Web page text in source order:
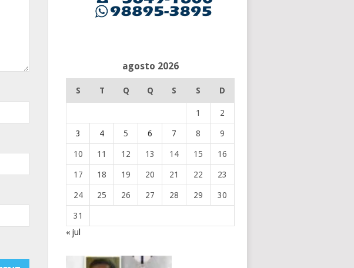
agosto 2026
S T Q Q S S D
1 2
3 4 5 6 7 8 9
10 11 12 13 14 15 16
17 18 19 20 21 22 23
24 25 26 27 28 29 30
31
« jul